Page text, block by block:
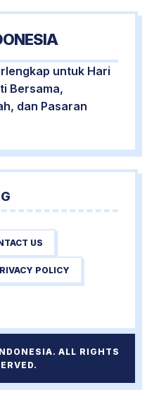
untuk Hari
Bersama,
dan Pasaran
US
POLICY
ALL RIGHTS